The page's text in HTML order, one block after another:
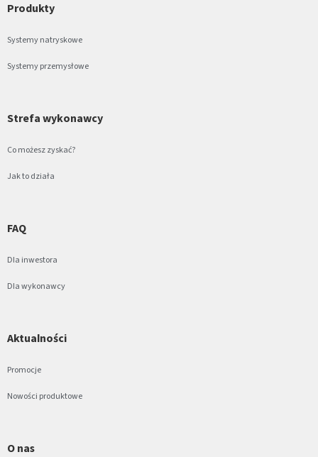
Produkty
Systemy natryskowe
Systemy przemysłowe
Strefa wykonawcy
Co możesz zyskać?
Jak to działa
FAQ
Dla inwestora
Dla wykonawcy
Aktualności
Promocje
Nowości produktowe
O nas